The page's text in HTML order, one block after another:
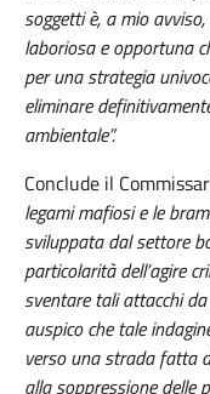
soggetti è, a mio
laboriosa e opportuna
per una strategia
eliminare
ambientale”.
Conclude il
legami mafiosi e le
sviluppata dal settore
particolarità dell’agire
sventare tali attacchi
auspico che tale
verso una strada fatta
alla soppressione delle